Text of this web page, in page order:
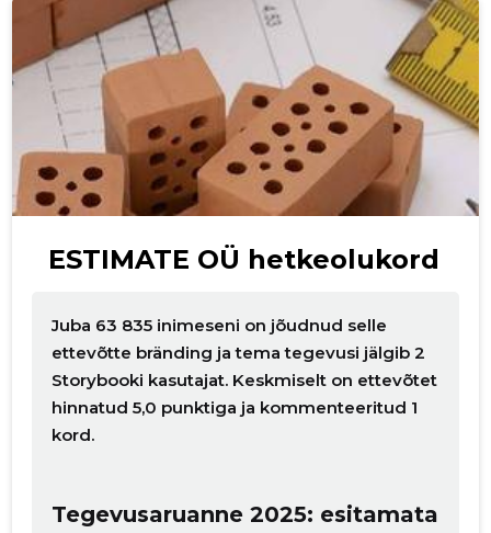
ESTIMATE OÜ hetkeolukord
Juba 63 835 inimeseni on jõudnud selle
ettevõtte bränding ja tema tegevusi jälgib 2
Storybooki kasutajat. Keskmiselt on ettevõtet
hinnatud 5,0 punktiga ja kommenteeritud 1
kord.
Tegevusaruanne 2025: esitamata